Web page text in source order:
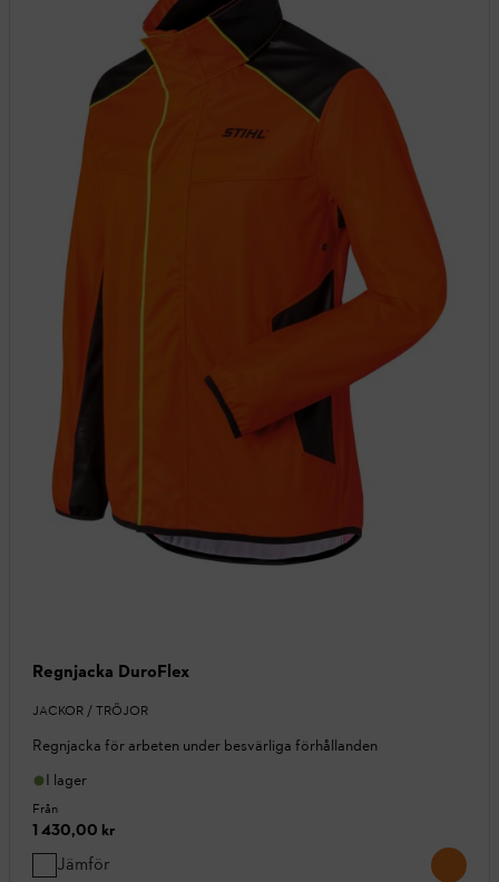
Regnjacka DuroFlex
JACKOR / TRÖJOR
Regnjacka för arbeten under besvärliga förhållanden
I lager
Från
1 430,00 kr
Jämför